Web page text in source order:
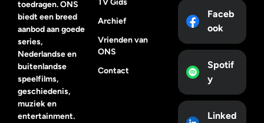
toedragen. ONS
biedt een breed
aanbod aan goede
series,
Nederlandse en
buitenlandse
speelfilms,
geschiedenis,
muziek en
entertainment.
Archief
Vrienden van
ONS
Contact
Faceb
ook
Spotif
y
Linked